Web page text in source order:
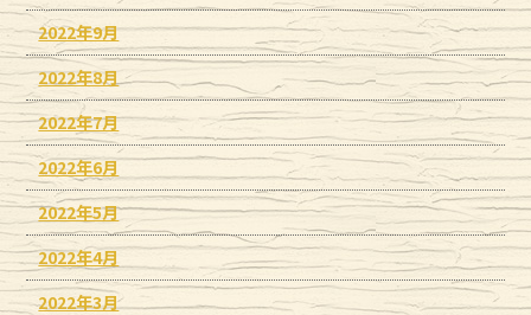
2022年9月
2022年8月
2022年7月
2022年6月
2022年5月
2022年4月
2022年3月